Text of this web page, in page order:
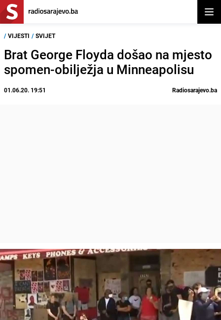
/ VIJESTI / SVIJET
Brat George Floyda došao na mjesto
spomen-obilježja u Minneapolisu
01.06.20. 19:51 Radiosarajevo.ba